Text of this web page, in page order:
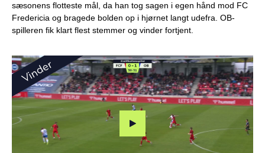
sæsonens flotteste mål, da han tog sagen i egen hånd mod FC
Fredericia og bragede bolden op i hjørnet langt udefra. OB-
spilleren fik klart flest stemmer og vinder fortjent.